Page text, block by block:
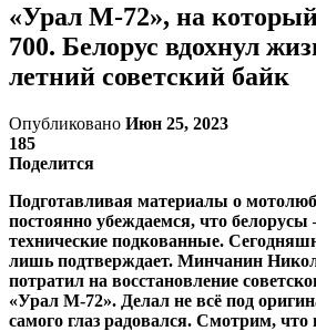
«Урал М-72», на
700. Белорус вдохнул
летний советский байк
Опубликовано Июн 25, 2023
185
Поделится
Подготавливая материалы о
постоянно убеждаемся, что
технические подкованные.
лишь подтверждает. Минчанин
потратил на восстановление
«Урал М-72». Делал не всё под
самого глаз радовался. Смотрим, что